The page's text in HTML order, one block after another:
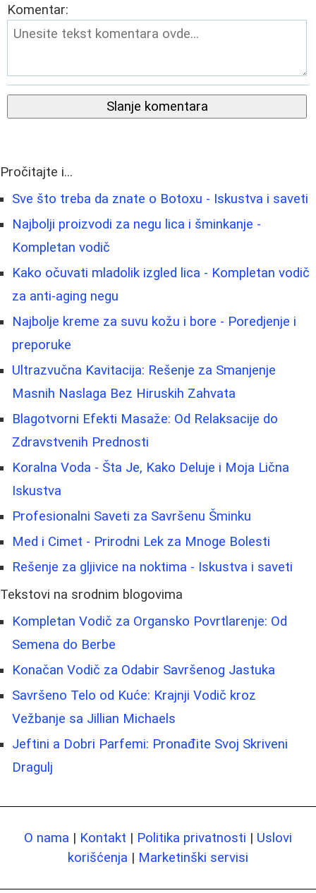
Komentar:
Slanje komentara
Pročitajte i...
Sve što treba da znate o Botoxu - Iskustva i saveti
Najbolji proizvodi za negu lica i šminkanje -
Kompletan vodič
Kako očuvati mladolik izgled lica - Kompletan vodič
za anti-aging negu
Najbolje kreme za suvu kožu i bore - Poredjenje i
preporuke
Ultrazvučna Kavitacija: Rešenje za Smanjenje
Masnih Naslaga Bez Hiruskih Zahvata
Blagotvorni Efekti Masaže: Od Relaksacije do
Zdravstvenih Prednosti
Koralna Voda - Šta Je, Kako Deluje i Moja Lična
Iskustva
Profesionalni Saveti za Savršenu Šminku
Med i Cimet - Prirodni Lek za Mnoge Bolesti
Rešenje za gljivice na noktima - Iskustva i saveti
Tekstovi na srodnim blogovima
Kompletan Vodič za Organsko Povrtlarenje: Od
Semena do Berbe
Konačan Vodič za Odabir Savršenog Jastuka
Savršeno Telo od Kuće: Krajnji Vodič kroz
Vežbanje sa Jillian Michaels
Jeftini a Dobri Parfemi: Pronađite Svoj Skriveni
Dragulj
O nama | Kontakt | Politika privatnosti | Uslovi
korišćenja | Marketinški servisi